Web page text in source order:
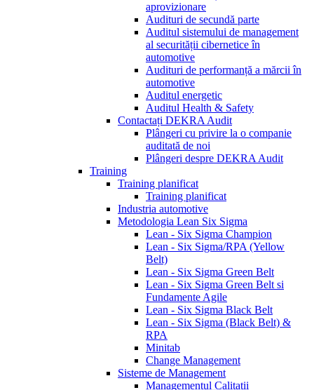
aprovizionare
Audituri de secundă parte
Auditul sistemului de management
al securității cibernetice în
automotive
Audituri de performanță a mărcii în
automotive
Auditul energetic
Auditul Health & Safety
Contactați DEKRA Audit
Plângeri cu privire la o companie
auditată de noi
Plângeri despre DEKRA Audit
Training
Training planificat
Training planificat
Industria automotive
Metodologia Lean Six Sigma
Lean - Six Sigma Champion
Lean - Six Sigma/RPA (Yellow
Belt)
Lean - Six Sigma Green Belt
Lean - Six Sigma Green Belt si
Fundamente Agile
Lean - Six Sigma Black Belt
Lean - Six Sigma (Black Belt) &
RPA
Minitab
Change Management
Sisteme de Management
Managementul Calitatii